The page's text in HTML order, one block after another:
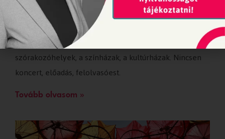
2020-04-01
A koronavírus miatt kialakult rendkívüli helyzetre
tekintettel Magyarországon bezártak a
szórakozóhelyek, a színházak, a kultúrházak. Nincsen
koncert, előadás, felolvasóest.
Tovább olvasom »